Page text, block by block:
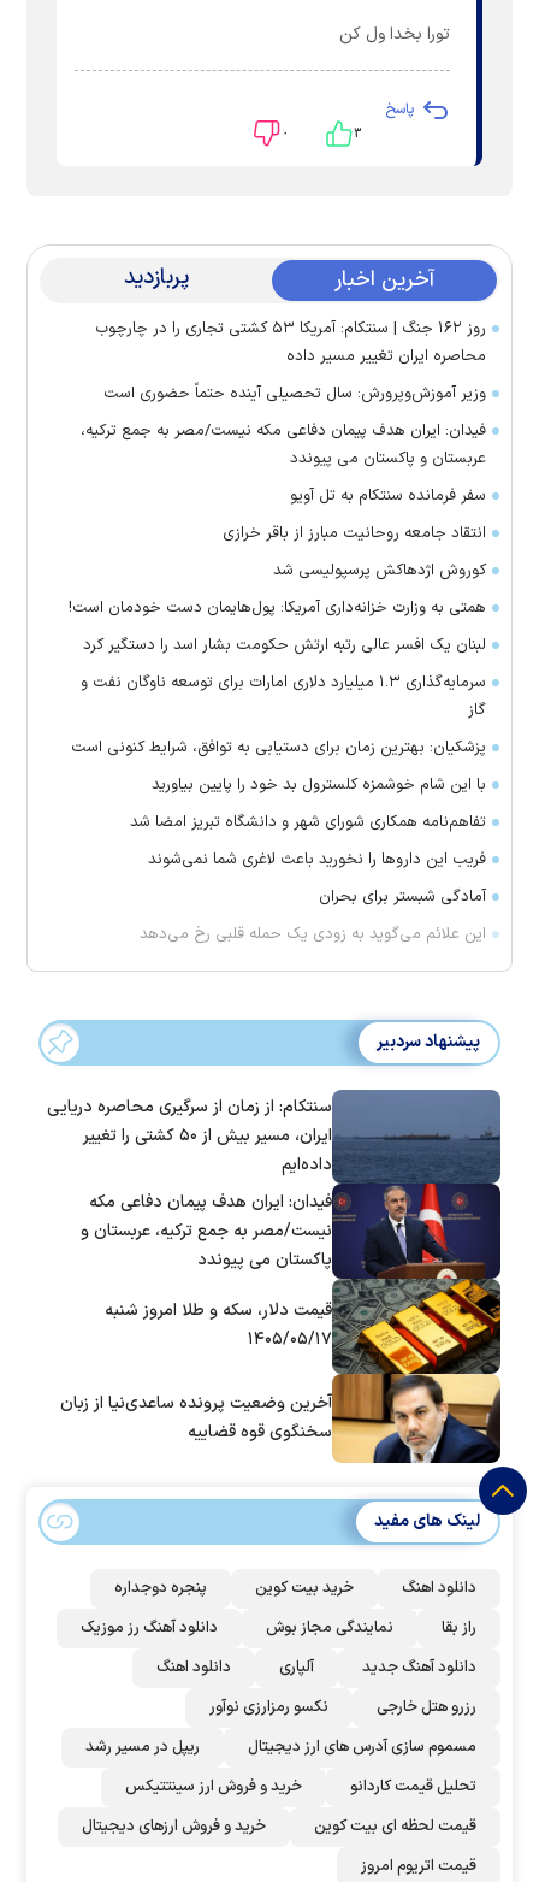
تورا بخدا ول کن
پاسخ
۳ ۰
آخرین اخبار پربازدید
روز ۱۶۲ جنگ | سنتکام: آمریکا ۵۳ کشتی تجاری را در چارچوب
محاصره ایران تغییر مسیر داده
وزیر آموزش‌وپرورش: سال تحصیلی آینده حتماً حضوری است
فیدان: ایران هدف پیمان دفاعی مکه نیست/مصر به جمع ترکیه،
عربستان و پاکستان می پیوندد
سفر فرمانده سنتکام به تل آویو
انتقاد جامعه روحانیت مبارز از باقر خرازی
کوروش اژدهاکش پرسپولیسی شد
همتی به وزارت خزانه‌داری آمریکا: پول‌هایمان دست خودمان است!
لبنان یک افسر عالی رتبه ارتش حکومت بشار اسد را دستگیر کرد
سرمایه‌گذاری ۱.۳ میلیارد دلاری امارات برای توسعه ناوگان نفت و
گاز
پزشکیان: بهترین زمان برای دستیابی به توافق، شرایط کنونی است
با این شام خوشمزه کلسترول بد خود را پایین بیاورید
تفاهم‌نامه همکاری شورای شهر و دانشگاه تبریز امضا شد
فریب این دارو‌ها را نخورید باعث لاغری شما نمی‌شوند
آمادگی شبستر برای بحران
این علائم می‌گوید به زودی یک حمله قلبی رخ می‌دهد
پیشنهاد سردبیر
سنتکام: از زمان از سرگیری محاصره دریایی
ایران، مسیر بیش از ۵۰ کشتی را تغییر
داده‌ایم
فیدان: ایران هدف پیمان دفاعی مکه
نیست/مصر به جمع ترکیه، عربستان و
پاکستان می پیوندد
قیمت دلار، سکه و طلا امروز شنبه
۱۴۰۵/۰۵/۱۷
آخرین وضعیت پرونده ساعدی‌نیا از زبان
سخنگوی قوه قضاییه
لینک های مفید
دانلود اهنگ خرید بیت کوین
پنجره دوجداره
راز بقا
نمایندگی مجاز بوش
دانلود آهنگ رز‌ موزیک
دانلود آهنگ جدید
آلپاری
دانلود اهنگ
رزرو هتل خارجی
نکسو رمزارزی نوآور
مسموم سازی آدرس های ارز دیجیتال
ریپل در مسیر رشد
تحلیل قیمت کاردانو
خرید و فروش ارز سینتتیکس
قیمت لحظه ای بیت کوین
خرید و فروش ارزهای دیجیتال
قیمت اتریوم امروز